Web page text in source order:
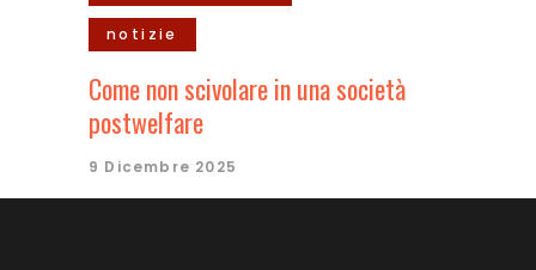
notizie
Come non scivolare in una società
postwelfare
9 Dicembre 2025